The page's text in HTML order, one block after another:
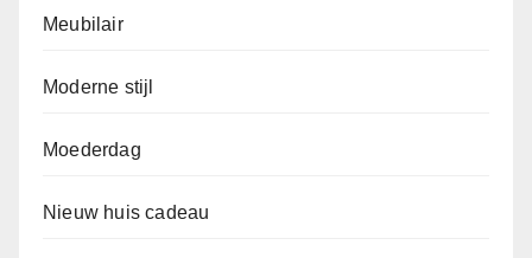
Meubilair
Moderne stijl
Moederdag
Nieuw huis cadeau